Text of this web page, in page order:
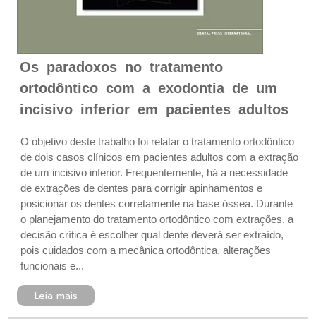
Os paradoxos no tratamento
ortodôntico com a exodontia de um
incisivo inferior em pacientes adultos
O objetivo deste trabalho foi relatar o tratamento ortodôntico
de dois casos clínicos em pacientes adultos com a extração
de um incisivo inferior. Frequentemente, há a necessidade
de extrações de dentes para corrigir apinhamentos e
posicionar os dentes corretamente na base óssea. Durante
o planejamento do tratamento ortodôntico com extrações, a
decisão crítica é escolher qual dente deverá ser extraído,
pois cuidados com a mecânica ortodôntica, alterações
funcionais e...
Leia mais